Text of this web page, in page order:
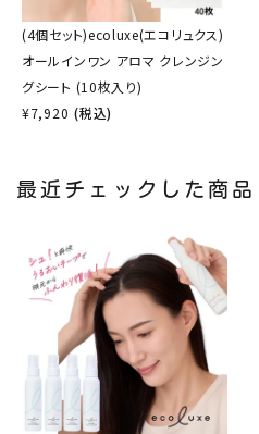
(4個セット)ecoluxe(エコリュクス)
オールインワン アロマ クレンジン
グシート (10枚入り)
¥7,920 (税込)
最近チェックした商品